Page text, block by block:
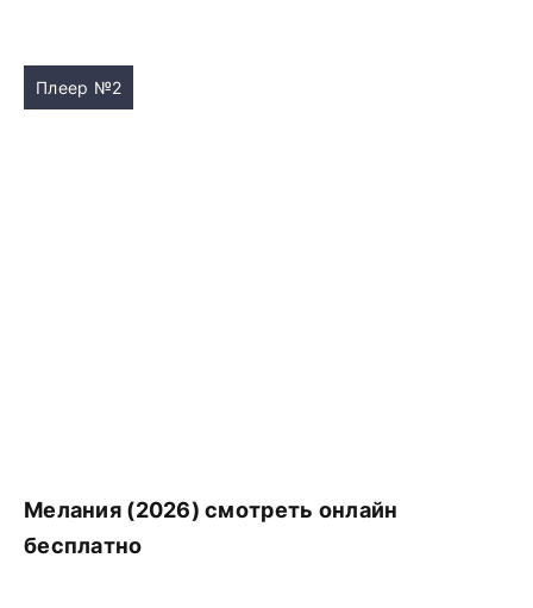
Плеер №2
Мелания (2026) смотреть онлайн
бесплатно